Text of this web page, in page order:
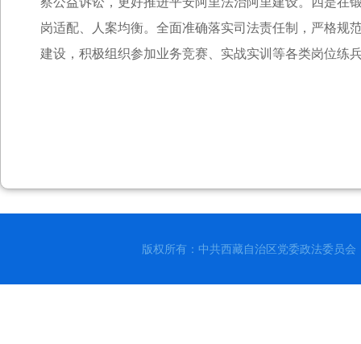
岗适配、人案均衡。全面准确落实司法责任制，严格规
建设，积极组织参加业务竞赛、实战实训等各类岗位练
版权所有：中共西藏自治区党委政法委员